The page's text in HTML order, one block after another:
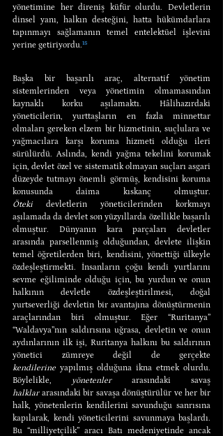
yönetimine her direniş küfür olurdu. Devletlerin
dinsel yanı, halkın desteğini, hatta hükümdarlara
tapınmayı sağlamanın temel entelektüel işlevini
yerine getiriyordu.¹⁵
Başka bir başarılı araç, alternatif yönetim
sistemlerinden veya yönetimin olmamasından
kaynaklı korku aşılamaktı. Hâlihazırdaki
yöneticilerin, yurttaşların en fazla minnettar
olmaları gereken elzem bir hizmetinin, suçlulara ve
yağmacılara karşı koruma hizmeti olduğu ileri
sürülürdü. Aslında, kendi yağma tekelini korumak
için, devlet özel ve sistematik olmayan suçları asgari
düzeyde tutmayı önemli görmüş, kendisini koruma
Öteki devletlerin yöneticilerinden korkmayı
aşılamada da devlet son yüzyıllarda özellikle başarılı
olmuştur. Dünyanın kara parçaları devletler
arasında parsellenmiş olduğundan, devlete ilişkin
temel öğretilerden biri, kendisini, yönettiği ülkeyle
özdeşleştirmekti. İnsanların çoğu kendi yurtlarını
sevme eğiliminde olduğu için, bu yurdun ve onun
halkının devletle özdeşleştirilmesi, doğal
yurtseverliği devletin bir avantajına dönüştürmenin
araçlarından biri olmuştur. Eğer “Ruritanya”
“Waldavya”nın saldırısına uğrasa, devletin ve onun
aydınlarının ilk işi, Ruritanya halkını bu saldırının
kendilerine yapılmış olduğuna ikna etmek olurdu.
Böylelikle, yönetenler
halklar arasındaki bir savaşa dönüştürülür ve her bir
halk, yönetenlerin kendilerini savunduğu sanrısına
kapılarak, kendi yöneticilerini savunmaya başlardı.
Bu “milliyetçilik” aracı Batı medeniyetinde ancak